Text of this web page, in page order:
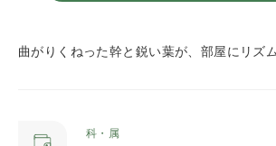
曲がりくねった幹と鋭い葉が、部屋にリズ
科・属